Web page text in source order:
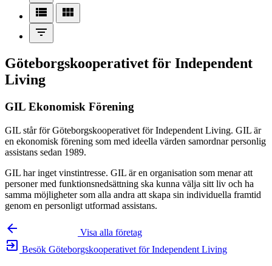
view_list
view_module
filter_list
Göteborgskooperativet för Independent
Living
GIL Ekonomisk Förening
GIL står för Göteborgskooperativet för Independent Living. GIL är
en ekonomisk förening som med ideella värden samordnar personlig
assistans sedan 1989.
GIL har inget vinstintresse. GIL är en organisation som menar att
personer med funktionsnedsättning ska kunna välja sitt liv och ha
samma möjligheter som alla andra att skapa sin individuella framtid
genom en personligt utformad assistans.
arrow_backward Visa alla företag
exit_to_app Besök Göteborgskooperativet för Independent Living